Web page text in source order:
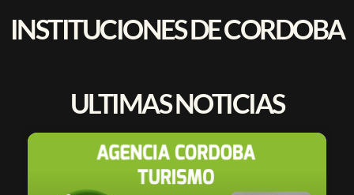
INSTITUCIONES DE CORDOBA
ULTIMAS NOTICIAS